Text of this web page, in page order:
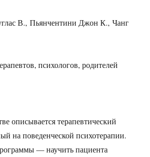
В., Пьянчентини Джон К., Чанг
психологов, родителей
описывается терапевтический
на поведенческой психотерапии.
— научить пациента